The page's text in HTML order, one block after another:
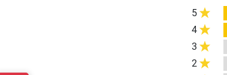
5
4
3
2